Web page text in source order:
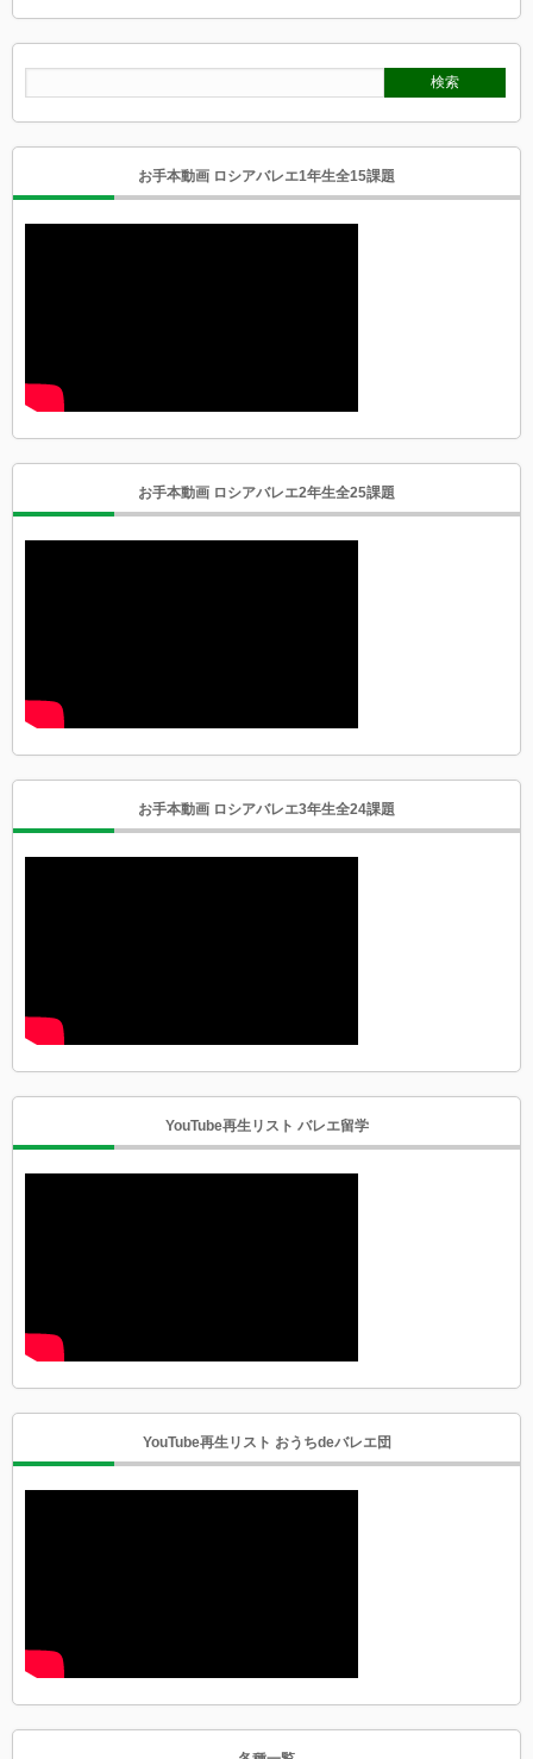
お手本動画 ロシアバレエ1年生全15課題
お手本動画 ロシアバレエ2年生全25課題
お手本動画 ロシアバレエ3年生全24課題
YouTube再生リスト バレエ留学
YouTube再生リスト おうちdeバレエ団